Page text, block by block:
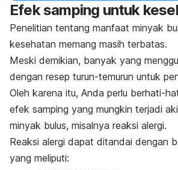
Efek samping untuk
Penelitian tentang manfaat minyak
kesehatan memang masih terbatas.
Meski demikian, banyak yang
dengan resep turun-temurun untuk
Oleh karena itu, Anda perlu berhati-
efek samping yang mungkin terjadi
minyak bulus, misalnya reaksi alergi.
Reaksi alergi dapat ditandai dengan
yang meliputi: